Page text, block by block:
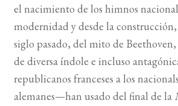
el nacimiento de los himnos
modernidad y desde la
siglo pasado, del mito de
de diversa índole e incluso
republicanos franceses a los
alemanes—han usado del final de la